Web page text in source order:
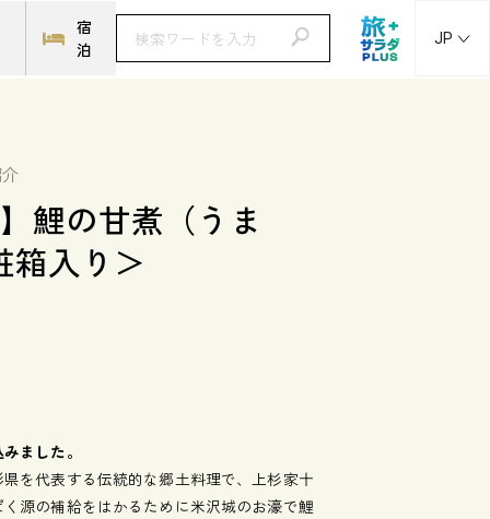
宿
泊
JP
鯉の甘煮（うま
箱入り＞
ました。
を代表する伝統的な郷土料理で、上杉家十
源の補給をはかるために米沢城のお濠で鯉